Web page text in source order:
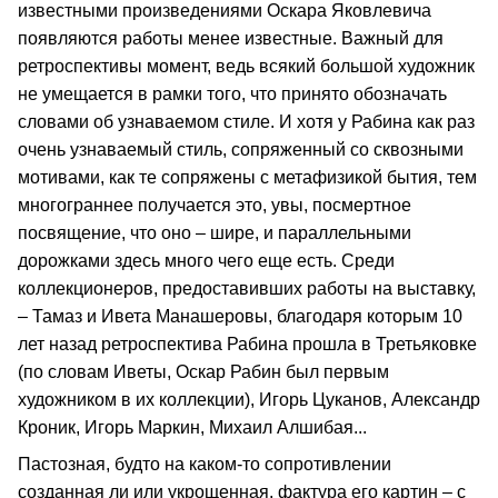
известными произведениями Оскара Яковлевича
появляются работы менее известные. Важный для
ретроспективы момент, ведь всякий большой художник
не умещается в рамки того, что принято обозначать
словами об узнаваемом стиле. И хотя у Рабина как раз
очень узнаваемый стиль, сопряженный со сквозными
мотивами, как те сопряжены с метафизикой бытия, тем
многограннее получается это, увы, посмертное
посвящение, что оно – шире, и параллельными
дорожками здесь много чего еще есть. Среди
коллекционеров, предоставивших работы на выставку,
– Тамаз и Ивета Манашеровы, благодаря которым 10
лет назад ретроспектива Рабина прошла в Третьяковке
(по словам Иветы, Оскар Рабин был первым
художником в их коллекции), Игорь Цуканов, Александр
Кроник, Игорь Маркин, Михаил Алшибая...
Пастозная, будто на каком-то сопротивлении
созданная ли или укрощенная, фактура его картин – с